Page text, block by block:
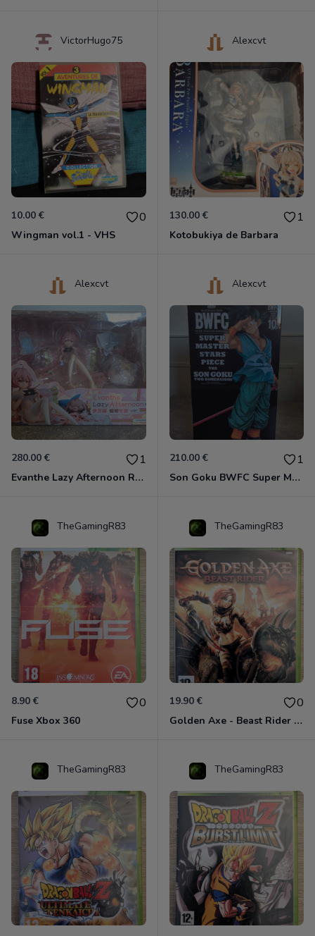
VictorHugo75
10.00 € 0
Wingman vol.1 - VHS
Alexcvt
130.00 € 1
Kotobukiya de Barbara
Alexcvt
280.00 € 1
Evanthe Lazy Afternoon Red Pride of Eden
Alexcvt
210.00 € 1
Son Goku BWFC Super Master Stars
TheGamingR83
8.90 € 0
Fuse Xbox 360
TheGamingR83
19.90 € 0
Golden Axe - Beast Rider Xbox 360
TheGamingR83 TheGamingR83